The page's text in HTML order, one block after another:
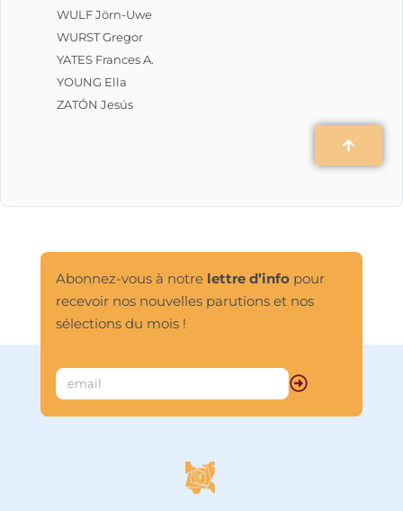
WULF Jörn-Uwe
WURST Gregor
YATES Frances A.
YOUNG Ella
ZATÓN Jesús
Abonnez-vous à notre lettre d’infopour
recevoir nos nouvelles parutions et nos
sélections du mois !